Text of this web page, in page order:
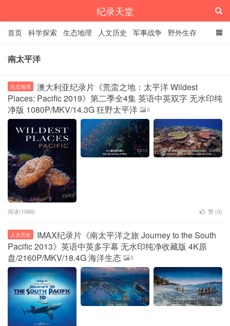
纪录天堂
首页 科学探索 生态地理 人文历史 军事战争 野外生存
经典纪录
南太平洋
生态地理
澳大利亚纪录片《荒蛮之地：太平洋 Wildest
Places: Pacific 2019》第二季全4集 英语中英双字 无水印纯
净版 1080P/MKV/14.3G 狂野太平洋
6
阅读(1068) 赞 (0)
人文历史
IMAX纪录片《南太平洋之旅 Journey to the South
Pacific 2013》英语中英多字幕 无水印纯净收藏版 4K原
盘/2160P/MKV/18.4G 海洋生态
8